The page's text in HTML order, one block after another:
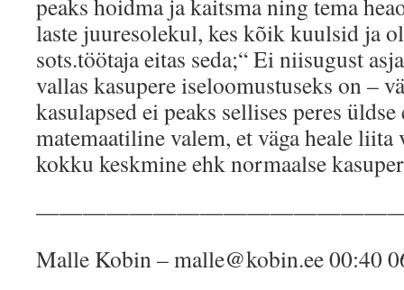
peaks hoidma ja kaitsma ning tema
laste juuresolekul, kes kõik kuulsid ja
sots.töötaja eitas seda;“ Ei niisugust
vallas kasupere iseloomustuseks on –
kasulapsed ei peaks sellises peres
matemaatiline valem, et väga heale liita
kokku keskmine ehk normaalse
Malle Kobin – malle@kobin.ee 00:40